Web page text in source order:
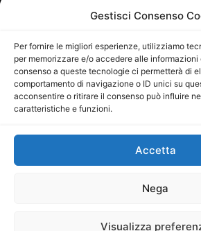
Gestisci Consenso
Per fornire le migliori esperienze, utilizziamo
per memorizzare e/o accedere alle informazioni
consenso a queste tecnologie ci permetterà di
comportamento di navigazione o ID unici su
acconsentire o ritirare il consenso può influire
caratteristiche e funzioni.
Accetta
Nega
Visualizza
29/09/2015
Direttore Editoriale:
Direttore Responsabile:
P.IVA: 06334930820
Mercurio Comunicazione Società
iscritta al Registro degli Operatori